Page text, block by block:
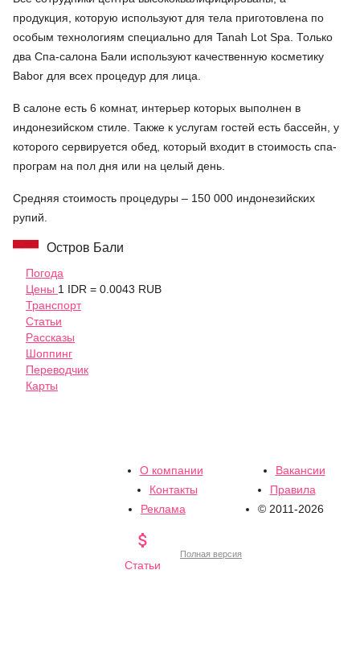
продукция, которую используют для тела приготовлена по
особым технологиям специально для Tanah Lot Spa. Только
два Спа-салона Бали используют качественную косметику
Babor для всех процедур для лица.
В салоне есть 6 комнат, интерьер которых выполнен в
индонезийском стиле. Также к услугам гостей есть бассейн, у
которого сервируется обед, который входит в стоимость спа-
програм на пол дня или на целый день.
Средняя стоимость процедуры – 150 000 индонезийских
рупий.
Остров Бали
Погода
Цены 1 IDR = 0.0043 RUB
Транспорт
Статьи
Рассказы
Шоппинг
Переводчик
Карты
О компании
Вакансии
Контакты
Правила
Реклама
© 2011-2026

Статьи
Полная версия